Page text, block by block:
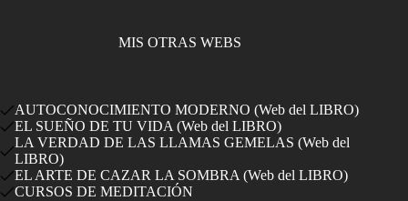
MIS OTRAS WEBS
AUTOCONOCIMIENTO MODERNO (Web del LIBRO)
EL SUEÑO DE TU VIDA (Web del LIBRO)
LA VERDAD DE LAS LLAMAS GEMELAS (Web del
LIBRO)
EL ARTE DE CAZAR LA SOMBRA (Web del LIBRO)
CURSOS DE MEDITACIÓN